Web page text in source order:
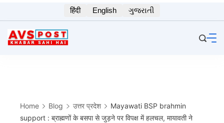
to
content
हिंदी English ગુજરાતી
Home Blog उत्तर प्रदेश
Mayawati BSP brahmin
support : ब्राह्मणों के बसपा से जुड़ने पर विपक्ष में हलचल, मायावती ने